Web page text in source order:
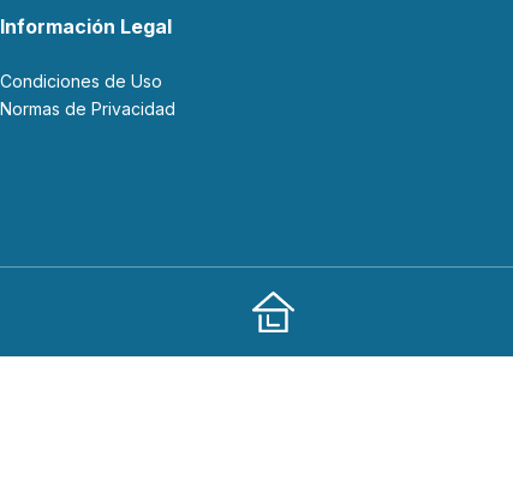
Información Legal
Condiciones de Uso
Normas de Privacidad